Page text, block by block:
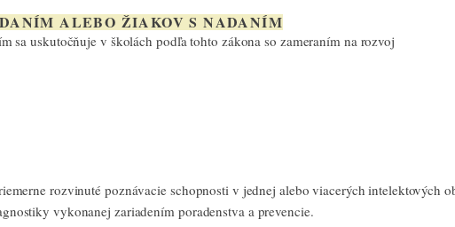
ALEBO ŽIAKOV S NADANÍM
sa uskutočňuje v školách podľa tohto zákona so zameraním na rozvoj
rozvinuté poznávacie schopnosti v jednej alebo viacerých intelektových
vykonanej zariadením poradenstva a prevencie.